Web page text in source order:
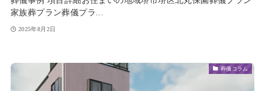
家族葬プラン葬儀プラ...
2025年8月2日
葬儀コラム